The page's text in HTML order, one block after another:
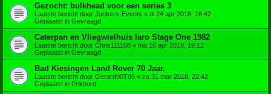
Gezocht: bulkhead voor een series 3
Laatste bericht door Jonkers-Events « di 24 apr 2018, 16:42
Geplaatst in Gevraagd
Caterpan en Vliegwielhuis laro Stage One 1982
Laatste bericht door Chris111168 « ma 16 apr 2018, 19:12
Geplaatst in Gevraagd
Bad Kiesingen Land Rover 70 Jaar.
Laatste bericht door Gerard90Td5 « za 31 mar 2018, 22:42
Geplaatst in Prikbord